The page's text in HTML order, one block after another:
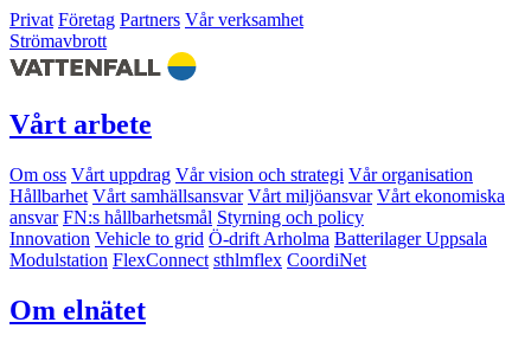
Privat Företag Partners Vår verksamhet
Strömavbrott
Vårt arbete
Om oss Vårt uppdrag Vår vision och strategi Vår organisation
Hållbarhet Vårt samhällsansvar Vårt miljöansvar Vårt ekonomiska
ansvar FN:s hållbarhetsmål Styrning och policy
Innovation Vehicle to grid Ö-drift Arholma Batterilager Uppsala
Modulstation FlexConnect sthlmflex CoordiNet
Om elnätet